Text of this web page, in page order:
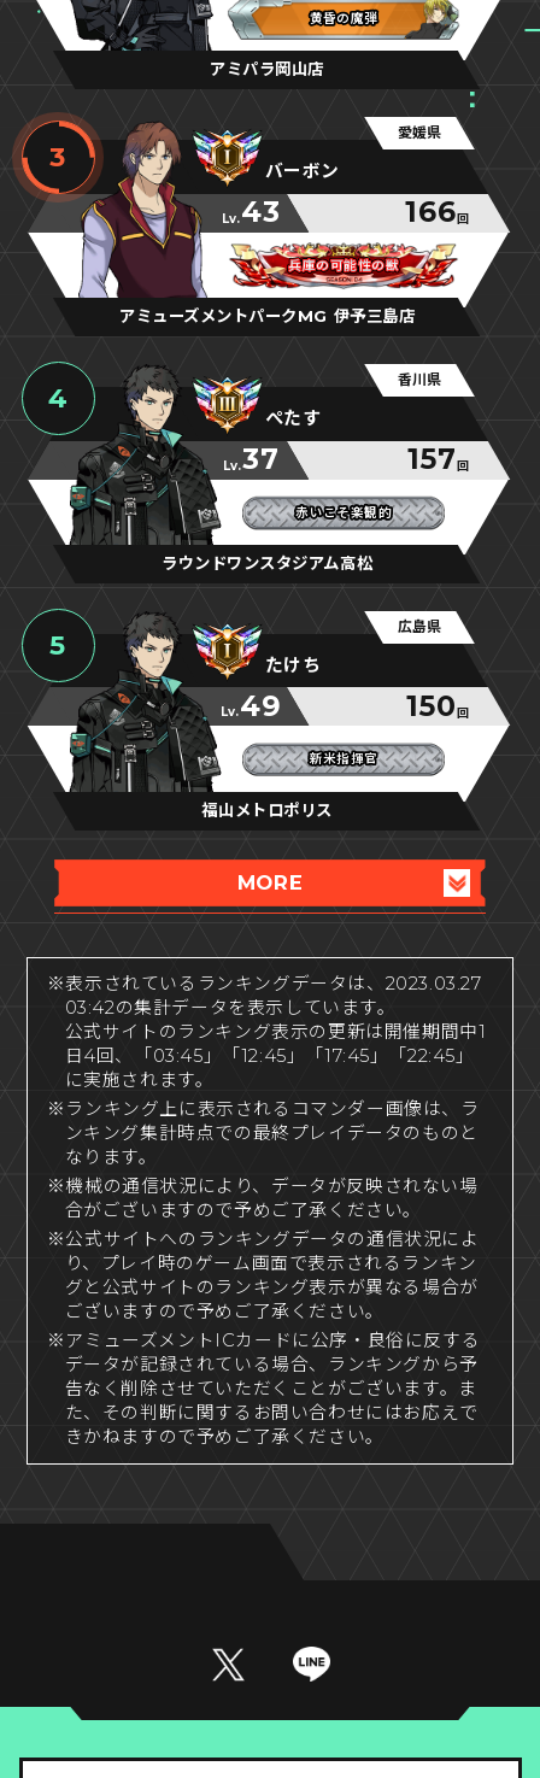
黄昏の魔弾
黄昏の魔弾
黄昏の魔弾
アミパラ岡山店
3
愛媛県
バーボン
Lv.43 166 回
兵庫の可能性の獣
兵庫の可能性の獣
兵庫の可能性の獣
アミューズメントパークMG 伊予三島店
4
香川県
ぺたす
Lv.37 157 回
赤いこそ楽観的
赤いこそ楽観的
赤いこそ楽観的
ラウンドワンスタジアム高松
5
広島県
たけち
Lv.49 150 回
新米指揮官
新米指揮官
新米指揮官
福山メトロポリス
MORE
※表示されているランキングデータは、2023.03.27
03:42の集計データを表示しています。
公式サイトのランキング表示の更新は開催期間中1
日4回、「03:45」「12:45」「17:45」「22:45」
に実施されます。
※ランキング上に表示されるコマンダー画像は、ラ
ンキング集計時点での最終プレイデータのものと
なります。
※機械の通信状況により、データが反映されない場
合がございますので予めご了承ください。
※公式サイトへのランキングデータの通信状況によ
り、プレイ時のゲーム画面で表示されるランキン
グと公式サイトのランキング表示が異なる場合が
ございますので予めご了承ください。
※アミューズメントICカードに公序・良俗に反する
データが記録されている場合、ランキングから予
告なく削除させていただくことがございます。ま
た、その判断に関するお問い合わせにはお応えで
きかねますので予めご了承ください。